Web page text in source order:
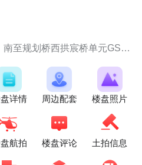
拱宸桥单元GS0609-13地块，西至小河...
详情 周边配套 楼盘照片
航拍 楼盘评论 土拍信息